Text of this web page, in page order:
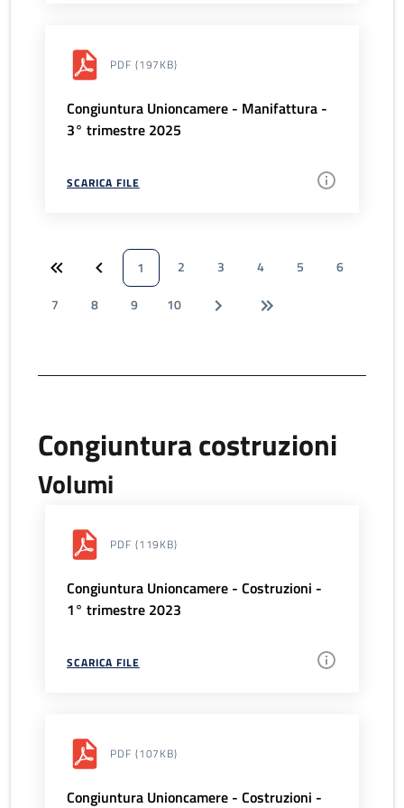
PDF (197KB)
Congiuntura Unioncamere - Manifattura -
3° trimestre 2025
SCARICA FILE
1 2 3 4 5
6
7
8 9 10
Congiuntura costruzioni
Volumi
PDF (119KB)
Congiuntura Unioncamere - Costruzioni -
1° trimestre 2023
SCARICA FILE
PDF (107KB)
Congiuntura Unioncamere - Costruzioni -